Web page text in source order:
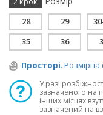
28 29
35
36
Просторі. Розмірна
У разі
зазначеного на
інших місцях
зазначений на